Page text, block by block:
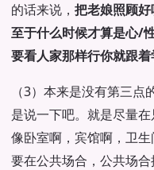
的话来说， 把老娘照顾
至于什么时候才算是心/
要看人家那样行你就跟着
（3）本来是没有第三
是说一下吧。就是尽量
像卧室啊，宾馆啊，卫
要在公共场合，公共场